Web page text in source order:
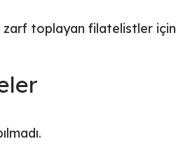
zarf toplayan filatelistler için